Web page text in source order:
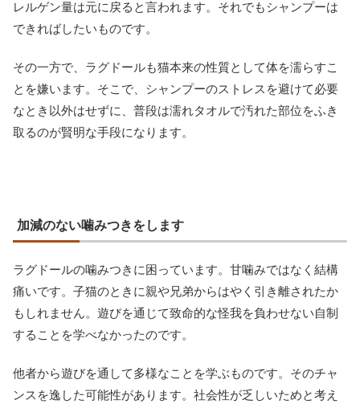
レルゲン量は元に戻ると言われます。それでもシャンプーは
できればしたいものです。
その一方で、ラグドールも猫本来の性質として体を濡らすこ
とを嫌います。そこで、シャンプーのストレスを避けて必要
なとき以外はせずに、普段は濡れタオルで汚れた部位をふき
取るのが賢明な手段になります。
加減のない噛みつきをします
ラグドールの噛みつきに困っています。甘噛みではなく結構
痛いです。子猫のときに親や兄弟からはやく引き離されたか
もしれません。遊びを通じて致命的な怪我を負わせない自制
することを学べなかったのです。
他者から遊びを通して多様なことを学ぶものです。そのチャ
ンスを逸した可能性があります。社会性が乏しいためと考え